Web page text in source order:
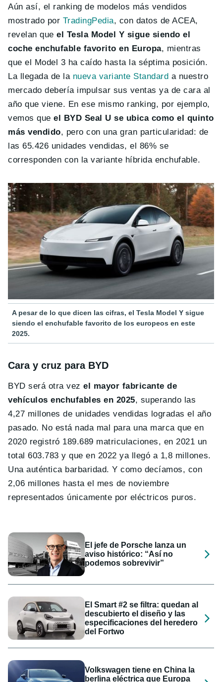
Aún así, el ranking de modelos más vendidos
mostrado por TradingPedia, con datos de ACEA,
revelan queel Tesla Model Y sigue siendo el
coche enchufable favorito en Europa, mientras
que el Model 3 ha caído hasta la séptima posición.
La llegada de la nueva variante Standard a nuestro
mercado debería impulsar sus ventas ya de cara al
año que viene. En ese mismo ranking, por ejemplo,
vemos queel BYD Seal U se ubica como el quinto
más vendido, pero con una gran particularidad: de
las 65.426 unidades vendidas, el 86% se
corresponden con la variante híbrida enchufable.
A pesar de lo que dicen las cifras, el Tesla Model Y sigue
siendo el enchufable favorito de los europeos en este
2025.
Cara y cruz para BYD
BYD será otra vezel mayor fabricante de
vehículos enchufables en 2025, superando las
4,27 millones de unidades vendidas logradas el año
pasado. No está nada mal para una marca que en
2020 registró 189.689 matriculaciones, en 2021 un
total 603.783 y que en 2022 ya llegó a 1,8 millones.
Una auténtica barbaridad. Y como decíamos, con
2,06 millones hasta el mes de noviembre
representados únicamente por eléctricos puros.
El jefe de Porsche lanza un
aviso histórico: “Así no
podemos sobrevivir”
El Smart #2 se filtra: quedan al
descubierto el diseño y las
especificaciones del heredero
del Fortwo
Volkswagen tiene en China la
berlina eléctrica que Europa